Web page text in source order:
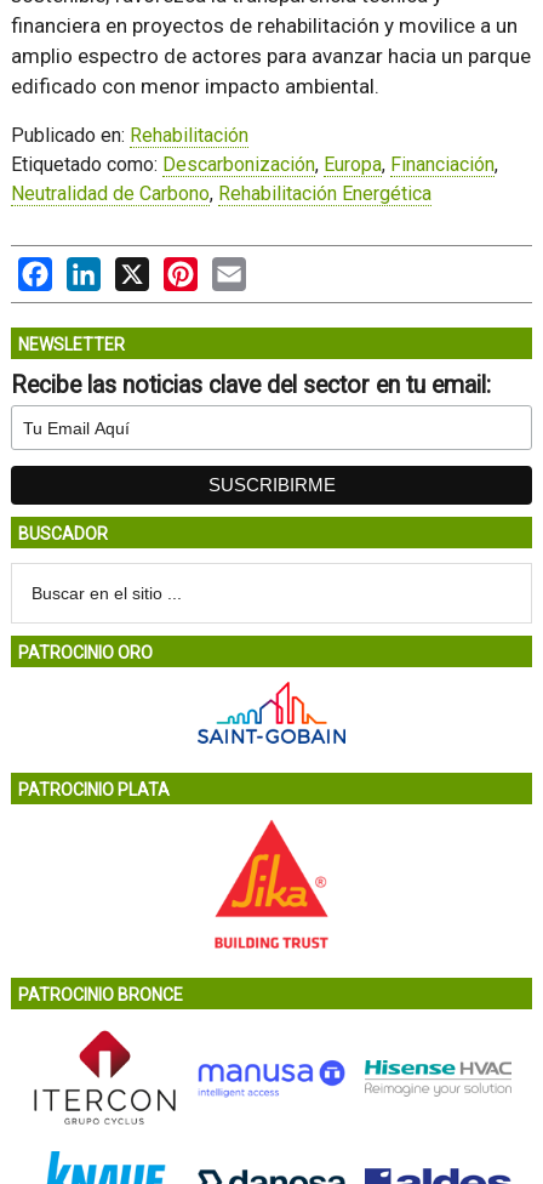
financiera en proyectos de rehabilitación y movilice a un
amplio espectro de actores para avanzar hacia un parque
edificado con menor impacto ambiental.
Publicado en: Rehabilitación
Etiquetado como: Descarbonización, Europa, Financiación,
Neutralidad de Carbono, Rehabilitación Energética
FacebookLinkedIn
X PinterestEmail
NEWSLETTER
Recibe las noticias clave del sector en tu email:
BUSCADOR
PATROCINIO ORO
PATROCINIO PLATA
PATROCINIO BRONCE